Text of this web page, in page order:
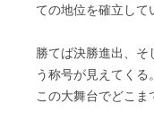
ての地位を確立して
勝てば決勝進出、
う称号が見えてくる
この大舞台でどこま